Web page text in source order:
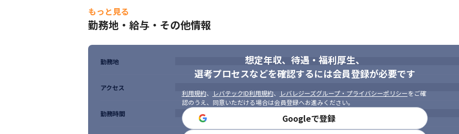
もっと見る
勤務地・給与・その他情報
想定年収、待遇・福利厚生、
選考プロセスなどを確認するには会員登録が必要です
利用規約、 レバテックID利用規約、 レバレジーズグループ・プライバシーポリシーをご確
認のうえ、同意いただける場合は会員登録へお進みください。
Googleで登録
勤務地
アクセス
勤務時間